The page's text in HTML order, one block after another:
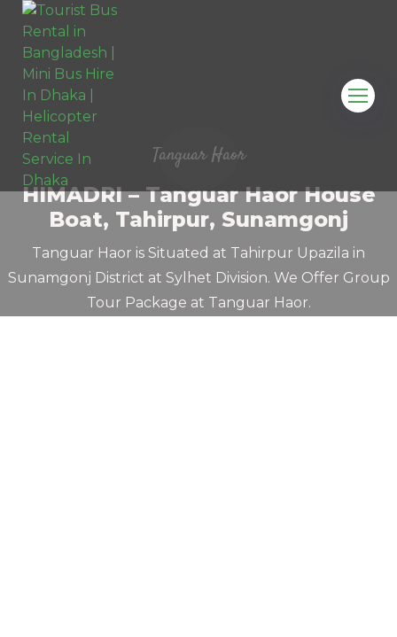
Tanguar Haor
HIMADRI – Tanguar Haor House
Boat, Tahirpur, Sunamgonj
Tanguar Haor is Situated at Tahirpur Upazila in
Sunamgonj District at Sylhet Division. We Offer Group
Tour Package at Tanguar Haor.